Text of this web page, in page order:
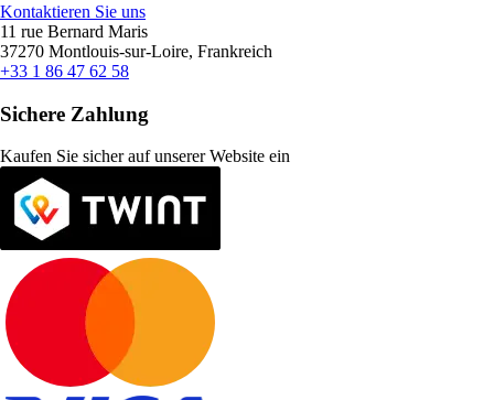
Kontaktieren Sie uns
11 rue Bernard Maris
37270 Montlouis-sur-Loire, Frankreich
+33 1 86 47 62 58
Sichere Zahlung
Kaufen Sie sicher auf unserer Website ein